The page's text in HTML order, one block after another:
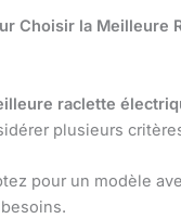
Choisir la Meilleure
raclette
plusieurs
pour un modèle